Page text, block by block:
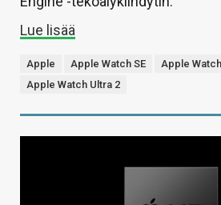
Lue lisää
Apple Apple Watch SE
Apple
Apple Watch Ultra 2